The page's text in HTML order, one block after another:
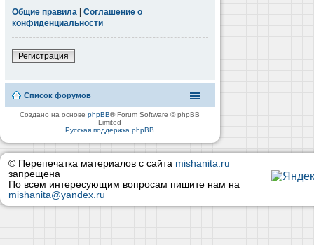
Общие правила | Соглашение о
конфиденциальности
Регистрация
Список форумов
Создано на основеphpBB® Forum Software © phpBB
Limited
Русская поддержка phpBB
© Перепечатка материалов с сайта mishanita.ru
запрещена
По всем интересующим вопросам пишите нам на
mishanita@yandex.ru